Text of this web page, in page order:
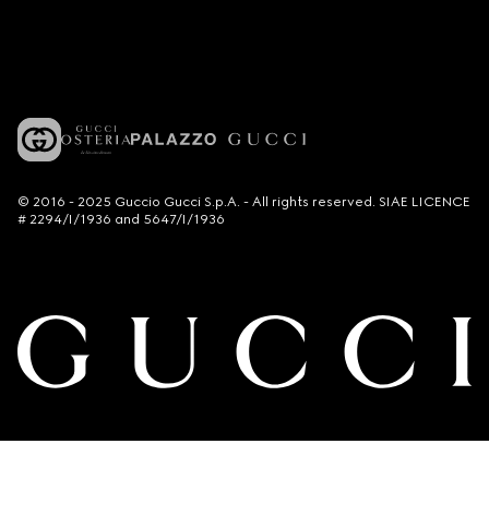
© 2016 - 2025 Guccio Gucci S.p.A. - All rights reserved. SIAE LICENCE
# 2294/I/1936 and 5647/I/1936